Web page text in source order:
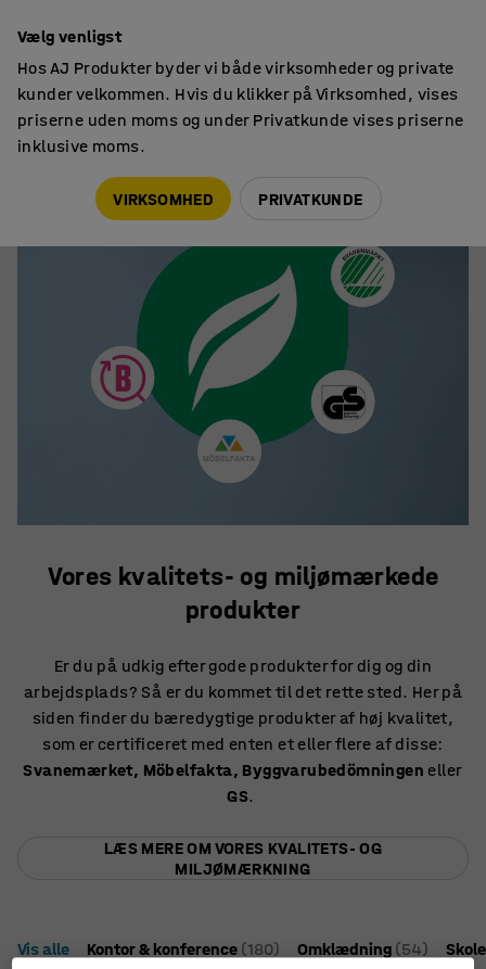
Vores kvalitets- og miljømærkede
produkter
Er du på udkig efter gode produkter for dig og din
arbejdsplads? Så er du kommet til det rette sted. Her på
siden finder du bæredygtige produkter af høj kvalitet,
som er certificeret med enten et eller flere af disse:
Svanemærket, Möbelfakta, Byggvarubedömningen eller
GS.
LÆS MERE OM VORES KVALITETS- OG
MILJØMÆRKNING
Vis alle Kontor & konference (180) Omklædning (54) Skole
Vælg venligst
Hos AJ Produkter byder vi både virksomheder og private
kunder velkommen. Hvis du klikker på Virksomhed, vises
priserne uden moms og under Privatkunde vises priserne
inklusive moms.
VIRKSOMHED PRIVATKUNDE